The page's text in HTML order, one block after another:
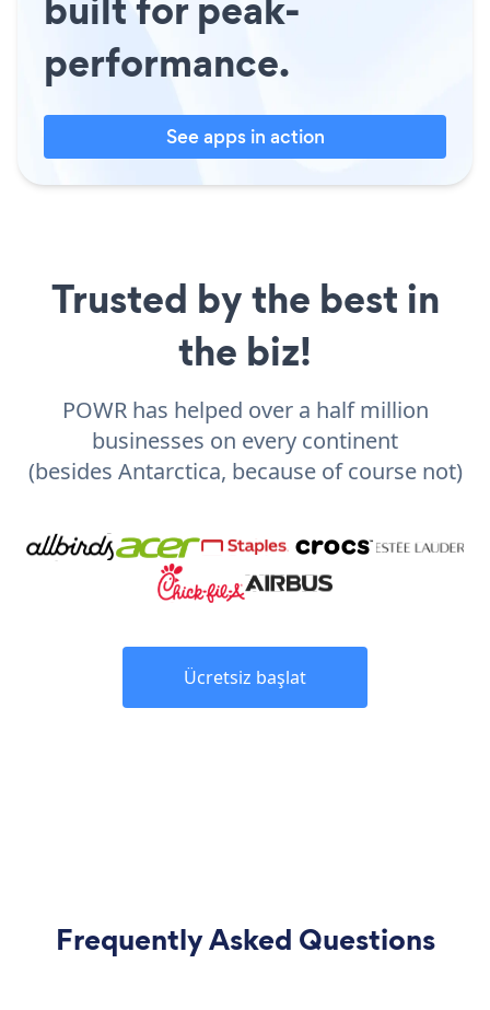
performance.
See apps in action
Trusted by the best in
the biz!
POWR has helped over a half million
businesses on every continent
(besides Antarctica, because of course not)
Ücretsiz başlat
Frequently Asked Questions